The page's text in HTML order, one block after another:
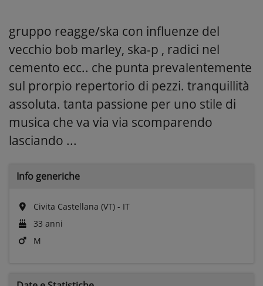
gruppo reagge/ska con influenze del
vecchio bob marley, ska-p , radici nel
cemento ecc.. che punta prevalentemente
sul prorpio repertorio di pezzi. tranquillità
assoluta. tanta passione per uno stile di
musica che va via via scomparendo
lasciando ...
Info generiche
Civita Castellana (VT) - IT
33 anni
M